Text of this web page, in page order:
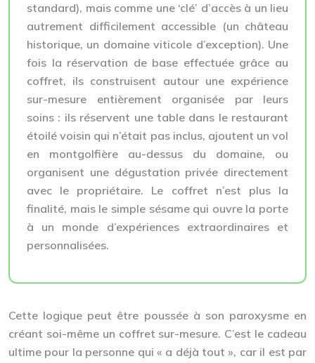
standard), mais comme une ‘clé’ d’accès à un lieu
autrement difficilement accessible (un château
historique, un domaine viticole d’exception). Une
fois la réservation de base effectuée grâce au
coffret, ils construisent autour une expérience
sur-mesure entièrement organisée par leurs
soins : ils réservent une table dans le restaurant
étoilé voisin qui n’était pas inclus, ajoutent un vol
en montgolfière au-dessus du domaine, ou
organisent une dégustation privée directement
avec le propriétaire. Le coffret n’est plus la
finalité, mais le simple sésame qui ouvre la porte
à un monde d’expériences extraordinaires et
personnalisées.
Cette logique peut être poussée à son paroxysme en
créant soi-même un coffret sur-mesure. C’est le cadeau
ultime pour la personne qui « a déjà tout », car il est par